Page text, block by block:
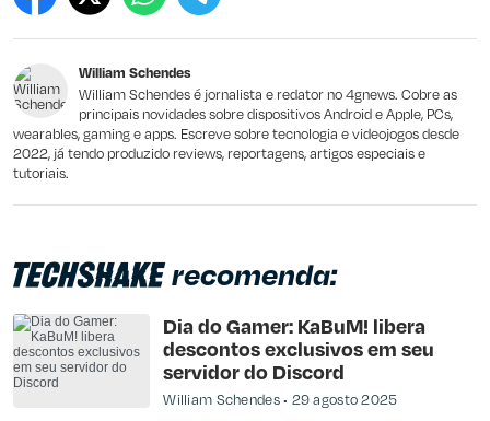
William Schendes
William Schendes é jornalista e redator no 4gnews. Cobre as
principais novidades sobre dispositivos Android e Apple, PCs,
wearables, gaming e apps. Escreve sobre tecnologia e videojogos desde
2022, já tendo produzido reviews, reportagens, artigos especiais e
tutoriais.
recomenda:
Dia do Gamer: KaBuM! libera
descontos exclusivos em seu
servidor do Discord
William Schendes 29 agosto 2025